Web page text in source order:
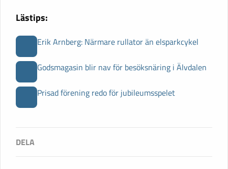
Lästips:
Erik Arnberg: Närmare rullator än elsparkcykel
Godsmagasin blir nav för besöksnäring i Älvdalen
Prisad förening redo för jubileumsspelet